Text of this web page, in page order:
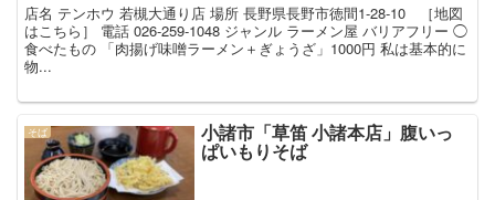
店名 テンホウ 若槻大通り店 場所 長野県長野市徳間1-28-10 ［地図
はこちら］ 電話 026-259-1048 ジャンル ラーメン屋 バリアフリー ◯
食べたもの 「肉揚げ味噌ラーメン＋ぎょうざ」1000円 私は基本的に
物...
そば 小諸市「草笛 小諸本店」腹いっ
ぱいもりそば